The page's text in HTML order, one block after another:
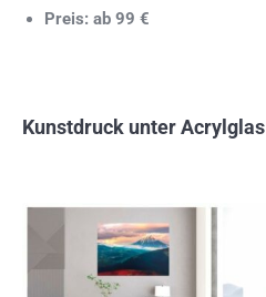
Preis: ab 99 €
Kunstdruck unter Acrylglas